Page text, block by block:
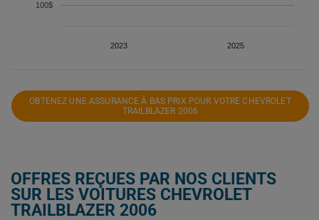
2023 2025
100$
OBTENEZ UNE ASSURANCE À BAS PRIX POUR VOTRE CHEVROLET
TRAILBLAZER 2006
OFFRES REÇUES PAR NOS CLIENTS
SUR LES VOITURES CHEVROLET
TRAILBLAZER 2006